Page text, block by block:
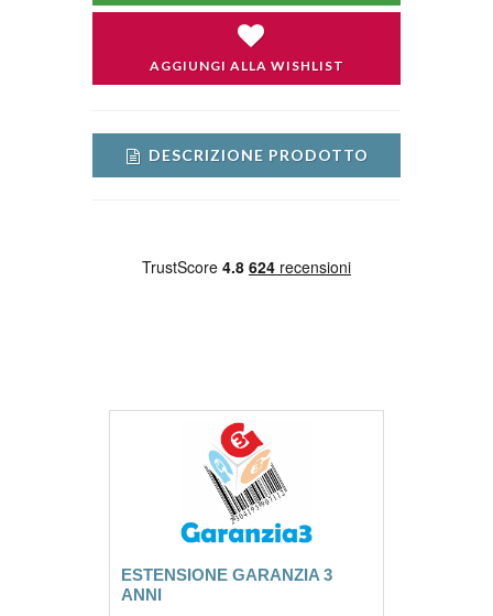
AGGIUNGI ALLA WISHLIST
DESCRIZIONE PRODOTTO
ESTENSIONE GARANZIA 3
ANNI